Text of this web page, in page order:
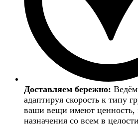
Доставляем бережно: Ведём
адаптируя скорость к типу
ваши вещи имеют ценность,
назначения со всем в